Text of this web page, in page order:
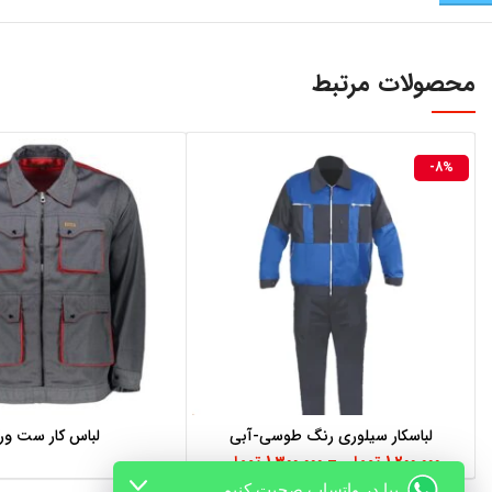
محصولات مرتبط
-8%
انتخاب گزینه‌ها
لباسکار سیلوری رنگ طوسی-آبی
1,200,000تومان–
1,300,000تومان
اطلاعات بیشتر
لباس کار ست